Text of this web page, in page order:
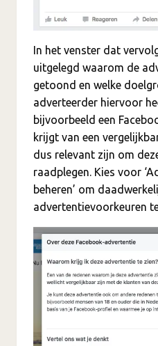
In het venster dat
uitgelegd waarom de
getoond en welke
adverteerder hiervoor
bijvoorbeeld een
krijgt van een
dus relevant zijn om
raadplegen. Kies voor
beheren’ om
advertentievoorkeuren